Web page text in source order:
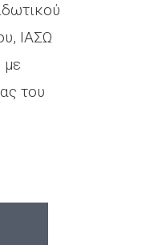
ΙΑΣΩ
με
του